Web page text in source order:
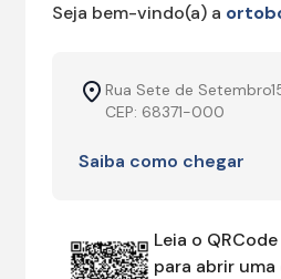
Seja bem-vindo(a) a
Rua Sete de
CEP: 68371-000
Saiba como chegar
Leia o
para abrir